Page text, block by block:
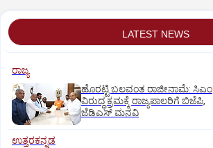
LATEST NEWS
ರಾಜ್ಯ
ಹೊರಟ್ಟಿ ಬಲವಂತ ರಾಜೀನಾಮೆ: ಸಿಎಂ
ವಿರುದ್ಧ ಕ್ರಮಕ್ಕೆ ರಾಜ್ಯಪಾಲರಿಗೆ ಬಿಜೆಪಿ,
ಜೆಡಿಎಸ್ ಮನವಿ
ಉತ್ತರಕನ್ನಡ